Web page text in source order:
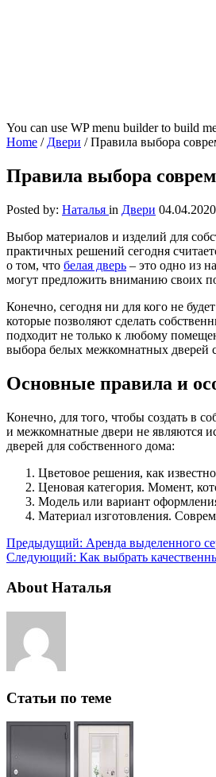
You can use WP menu builder to build
Home / Двери /Правила выбора
Правила выбора
Posted by: Наталья in Двери 04.04.2020
Выбор материалов и изделий для
практичных решений сегодня
о том, что белая дверь – это одно из
могут предложить вниманию своих
Конечно, сегодня ни для кого не
которые позволяют сделать
подходит не только к любому
выбора белых межкомнатных дверей
Основные правила и
Конечно, для того, чтобы создать в
и межкомнатные двери не являются
дверей для собственного дома:
Цветовое решения, как
Ценовая категория. Момент,
Модель или вариант
Материал изготовления.
Предыдущий: Аренда выделенного
Следующий: Как выбрать
About Наталья
Статьи по теме